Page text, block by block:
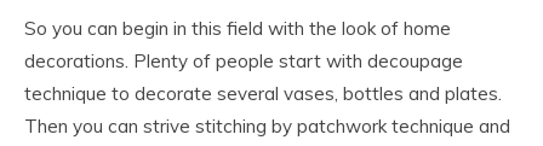
So you can begin in this field with the look of home
decorations. Plenty of people start with decoupage
technique to decorate several vases, bottles and plates.
Then you can strive stitching by patchwork technique and